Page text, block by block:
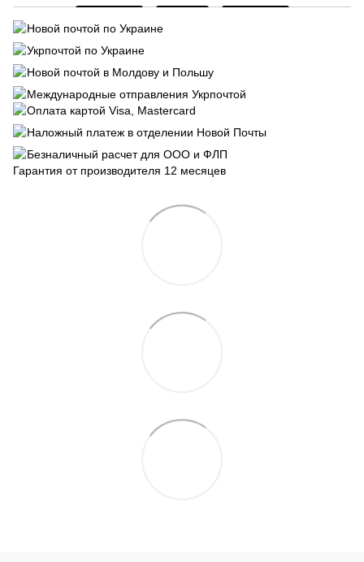
Новой почтой по Украине
Укрпочтой по Украине
Новой почтой в Молдову и Польшу
Международные отправления Укрпочтой
Оплата картой Visa, Mastercard
Наложный платеж в отделении Новой Почты
Безналичный расчет для ООО и ФЛП
Гарантия от производителя 12 месяцев